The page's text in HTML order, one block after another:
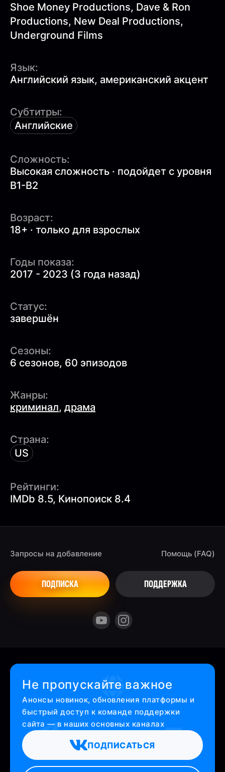
Shoe Money Productions, Dave & Ron
Productions, New Deal Productions,
Underground Films
Язык:
Английский язык, американский акцент
Субтитры:
Английские
Сложность:
Высокая сложность · подойдет с уровня
B1-B2
Возраст:
18+ · только для взрослых
Годы показа:
2017 - 2023 (3 года назад)
Статус:
завершён
Сезоны:
6 сезонов, 60 эпизодов
Жанры:
криминал, драма
Страна:
US
Рейтинги:
IMDb 8.5, Кинопоиск 8.4
Запросы на добавление
ПОДПИСКА
Помощь (FAQ)
ПОДДЕРЖКА
Не пропускайте важное
Анонсы новинок, обновления платформы и
быстрый доступ к команде поддержки
сайта — в наших основных каналах
ПОДПИСАТЬСЯ